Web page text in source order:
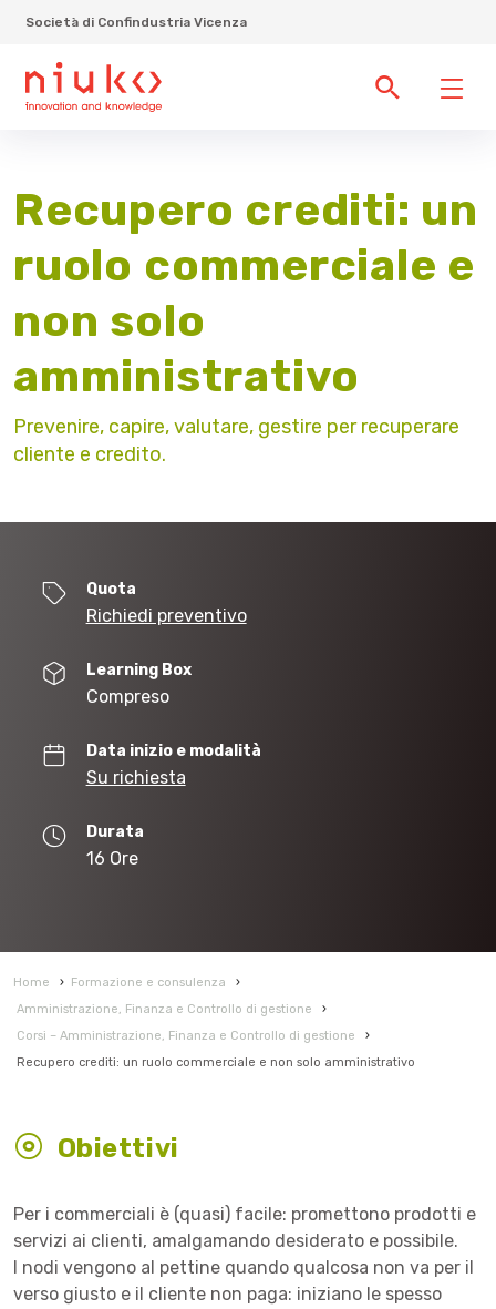
Società di Confindustria Vicenza
Recupero crediti: un
ruolo commerciale e
non solo
amministrativo
Prevenire, capire, valutare, gestire per recuperare
cliente e credito.
Quota
Richiedi preventivo
Learning Box
Compreso
Data inizio e modalità
Su richiesta
Durata
16 Ore
Home › Formazione e consulenza
›
Amministrazione, Finanza e Controllo di gestione
›
Corsi – Amministrazione, Finanza e Controllo di gestione
›
Recupero crediti: un ruolo commerciale e non solo amministrativo
Obiettivi
Per i commerciali è (quasi) facile: promettono prodotti e
servizi ai clienti, amalgamando desiderato e possibile.
I nodi vengono al pettine quando qualcosa non va per il
verso giusto e il cliente non paga: iniziano le spesso